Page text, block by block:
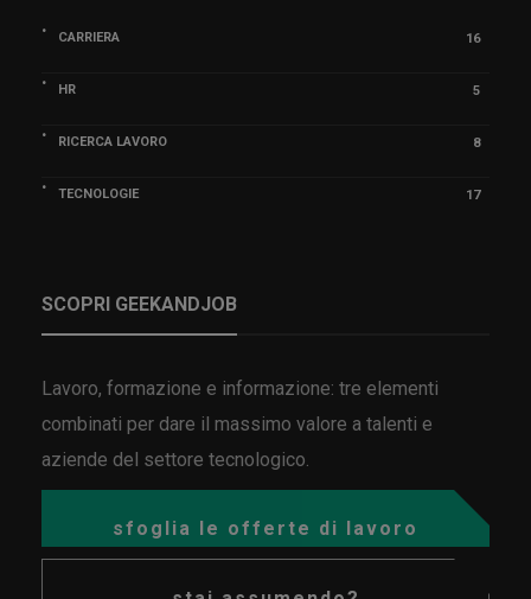
CARRIERA 16
HR 5
RICERCA LAVORO 8
TECNOLOGIE 17
SCOPRI GEEKANDJOB
Lavoro, formazione e informazione: tre elementi
combinati per dare il massimo valore a talenti e
aziende del settore tecnologico.
sfoglia le offerte di lavoro